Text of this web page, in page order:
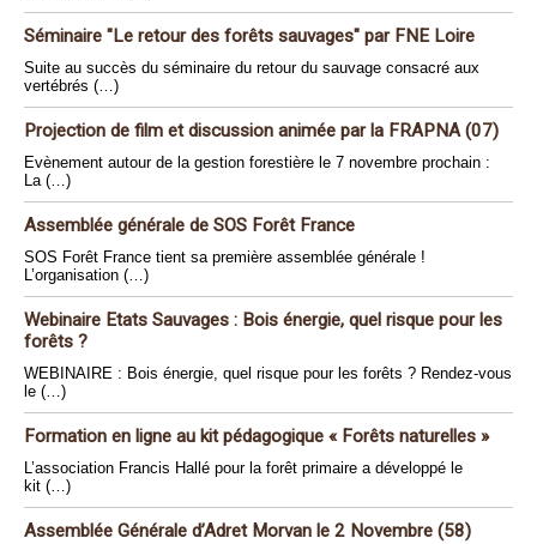
Séminaire "Le retour des forêts sauvages" par FNE Loire
Suite au succès du séminaire du retour du sauvage consacré aux
vertébrés (…)
Projection de film et discussion animée par la FRAPNA (07)
Evènement autour de la gestion forestière le 7 novembre prochain :
La (…)
Assemblée générale de SOS Forêt France
SOS Forêt France tient sa première assemblée générale !
L’organisation (…)
Webinaire Etats Sauvages : Bois énergie, quel risque pour les
forêts ?
WEBINAIRE : Bois énergie, quel risque pour les forêts ? Rendez-vous
le (…)
Formation en ligne au kit pédagogique « Forêts naturelles »
L’association Francis Hallé pour la forêt primaire a développé le
kit (…)
Assemblée Générale d’Adret Morvan le 2 Novembre (58)